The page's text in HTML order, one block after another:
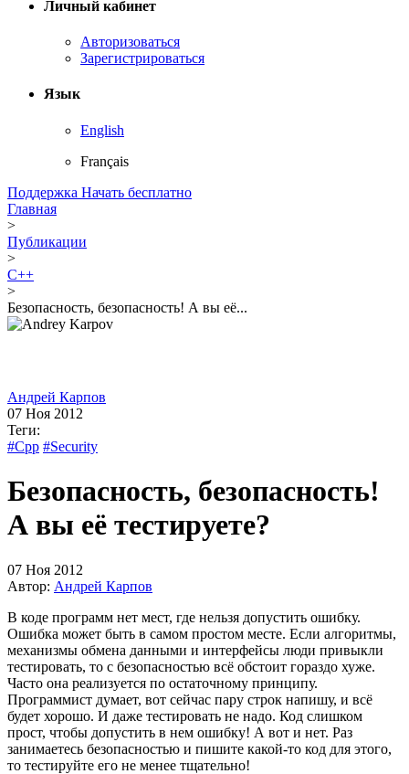
Личный кабинет
Авторизоваться
Зарегистрироваться
Язык
English
Français
Поддержка Начать бесплатно
Главная
>
Публикации
>
C++
>
Безопасность, безопасность! А вы её...
Андрей Карпов
07 Ноя 2012
Теги:
#Cpp #Security
Безопасность, безопасность!
А вы её тестируете?
07 Ноя 2012
Автор: Андрей Карпов
В коде программ нет мест, где нельзя допустить ошибку.
Ошибка может быть в самом простом месте. Если алгоритмы,
механизмы обмена данными и интерфейсы люди привыкли
тестировать, то с безопасностью всё обстоит гораздо хуже.
Часто она реализуется по остаточному принципу.
Программист думает, вот сейчас пару строк напишу, и всё
будет хорошо. И даже тестировать не надо. Код слишком
прост, чтобы допустить в нем ошибку! А вот и нет. Раз
занимаетесь безопасностью и пишите какой-то код для этого,
то тестируйте его не менее тщательно!